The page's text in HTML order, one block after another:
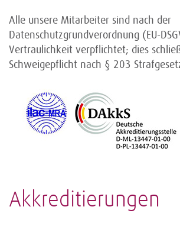
Alle unsere Mitarbeiter sind nach der
Datenschutzgrundverordnung (EU-
Vertraulichkeit verpflichtet; dies
Schweigepflicht nach § 203
Akkreditierungen